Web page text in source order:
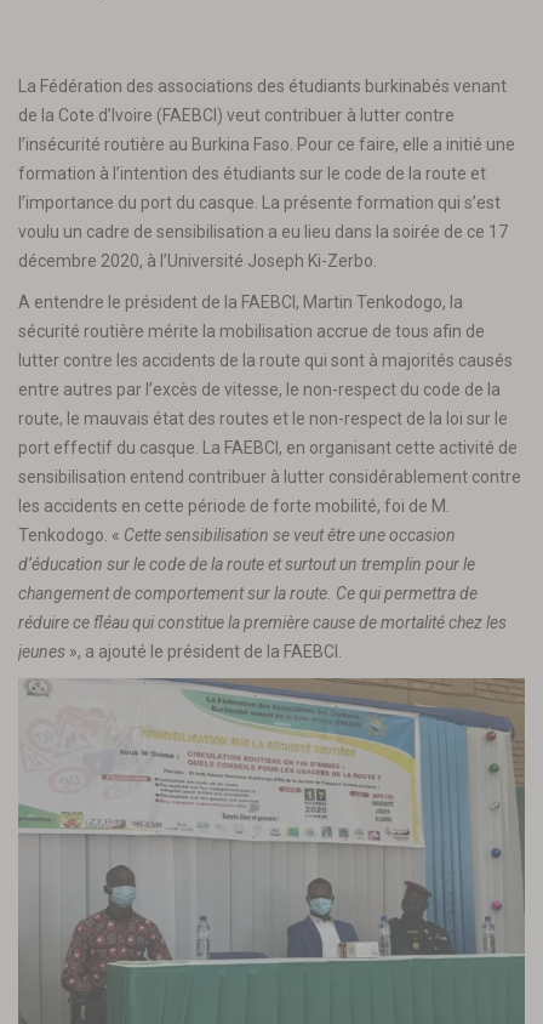
La Fédération des associations des étudiants burkinabés venant
de la Cote d’Ivoire (FAEBCI) veut contribuer à lutter contre
l’insécurité routière au Burkina Faso. Pour ce faire, elle a initié une
formation à l’intention des étudiants sur le code de la route et
l’importance du port du casque. La présente formation qui s’est
voulu un cadre de sensibilisation a eu lieu dans la soirée de ce 17
décembre 2020, à l’Université Joseph Ki-Zerbo.
A entendre le président de la FAEBCI, Martin Tenkodogo, la
sécurité routière mérite la mobilisation accrue de tous afin de
lutter contre les accidents de la route qui sont à majorités causés
entre autres par l’excès de vitesse, le non-respect du code de la
route, le mauvais état des routes et le non-respect de la loi sur le
port effectif du casque. La FAEBCI, en organisant cette activité de
sensibilisation entend contribuer à lutter considérablement contre
les accidents en cette période de forte mobilité, foi de M.
Tenkodogo. « Cette sensibilisation se veut être une occasion
d’éducation sur le code de la route et surtout un tremplin pour le
changement de comportement sur la route. Ce qui permettra de
réduire ce fléau qui constitue la première cause de mortalité chez les
jeunes », a ajouté le président de la FAEBCI.